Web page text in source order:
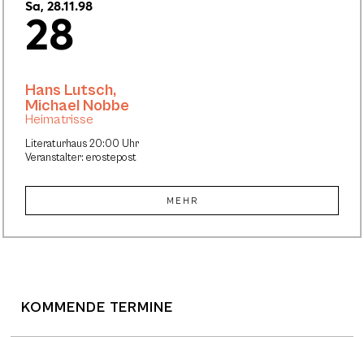
Sa, 28.11.98
28
Literaturhaus 20:00 Uhr
Veranstalter: erostepost
Hans Lutsch,
Michael Nobbe
Heimatrisse
MEHR
KOMMENDE TERMINE